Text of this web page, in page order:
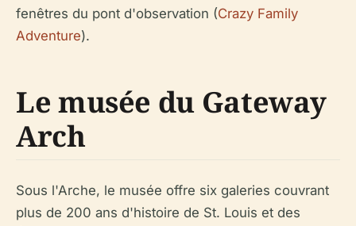
fenêtres du pont d'observation (Crazy Family
Adventure).
Le musée du Gateway
Arch
Sous l'Arche, le musée offre six galeries couvrant
plus de 200 ans d'histoire de St. Louis et des